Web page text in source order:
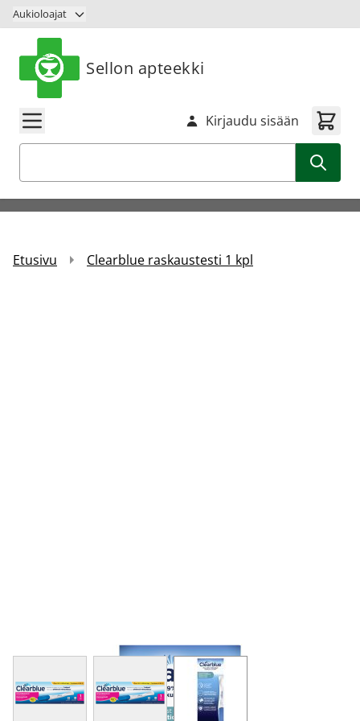
Siirry sisältöön
Aukioloajat
Sellon apteekki
Kirjaudu sisään
Etusivu Clearblue raskaustesti 1 kpl
View larger imageView larger image